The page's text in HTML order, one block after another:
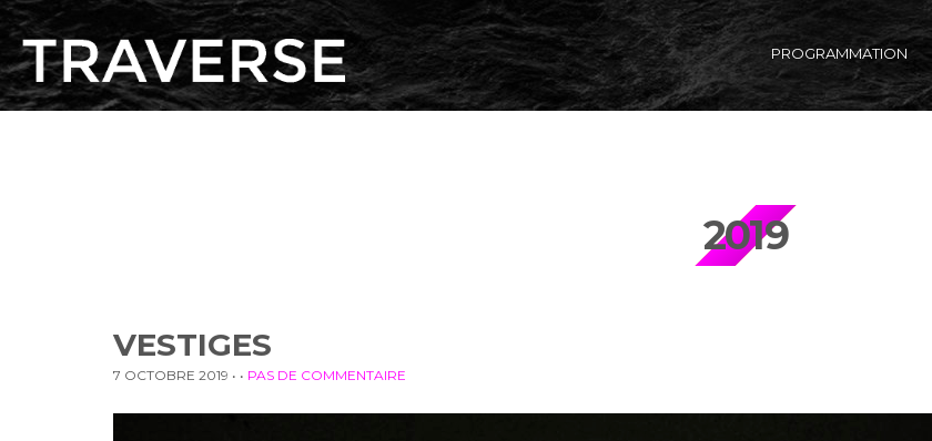
PROGRAMMATION
2019
VESTIGES
7 OCTOBRE 2019 • • PAS DE COMMENTAIRE